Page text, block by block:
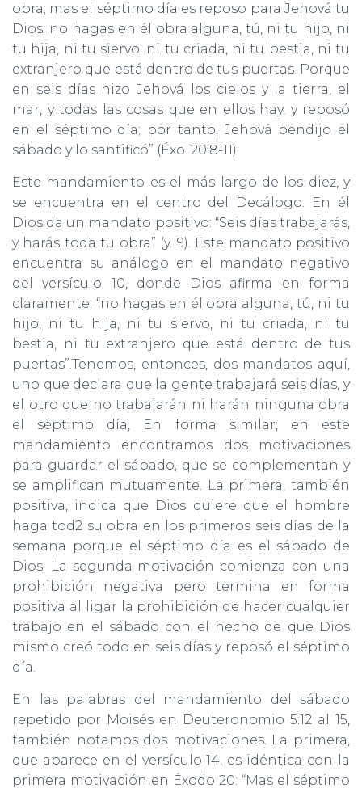
obra; mas el séptimo día es reposo para Jehová tu
Dios; no hagas en él obra alguna, tú, ni tu hijo, ni
tu hija, ni tu siervo, ni tu criada, ni tu bestia, ni tu
extranjero que está dentro de tus puertas. Porque
en seis días hizo Jehová los cielos y la tierra, el
mar, y todas las cosas que en ellos hay, y reposó
en el séptimo día; por tanto, Jehová bendijo el
sábado y lo santificó” (Éxo. 20:8-11).
Este mandamiento es el más largo de los diez, y
se encuentra en el centro del Decálogo. En él
Dios da un mandato positivo: “Seis días trabajarás,
y harás toda tu obra” (y. 9). Este mandato positivo
encuentra su análogo en el mandato negativo
del versículo 10, donde Dios afirma en forma
claramente: “no hagas en él obra alguna, tú, ni tu
hijo, ni tu hija, ni tu siervo, ni tu criada, ni tu
bestia, ni tu extranjero que está dentro de tus
puertas”.Tenemos, entonces, dos mandatos aquí,
uno que declara que la gente trabajará seis días, y
el otro que no trabajarán ni harán ninguna obra
el séptimo día, En forma similar, en este
mandamiento encontramos dos motivaciones
para guardar el sábado, que se complementan y
se amplifican mutuamente. La primera, también
positiva, indica que Dios quiere que el hombre
haga tod2 su obra en los primeros seis días de la
semana porque el séptimo día es el sábado de
Dios. La segunda motivación comienza con una
prohibición negativa pero termina en forma
positiva al ligar la prohibición de hacer cualquier
trabajo en el sábado con el hecho de que Dios
mismo creó todo en seis días y reposó el séptimo
día.
En las palabras del mandamiento del sábado
repetido por Moisés en Deuteronomio 5:12 al 15,
también notamos dos motivaciones. La primera,
que aparece en el versículo 14, es idéntica con la
primera motivación en Éxodo 20: “Mas el séptimo